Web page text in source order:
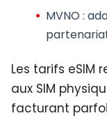
MVNO :
Les tarifs eSIM
aux SIM
facturant